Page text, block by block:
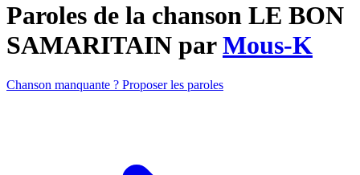
Paroles de la chanson LE BON
SAMARITAIN parMous-K
Chanson manquante ? Proposer les paroles